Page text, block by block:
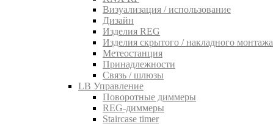
Визуализация / использование
Дизайн
Изделия REG
Изделия скрытого / накладного монтажа
Метеостанция
Принадлежности
Связь / шлюзы
LB Управление
Поворотные диммеры
REG-диммеры
Staircase timer